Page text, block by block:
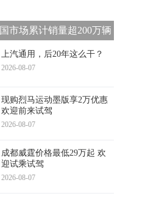
市场累计销量超200万辆
上汽通用，后20年这么干？
2026-08-07
现购烈马运动墨版享2万优惠
欢迎前来试驾
2026-08-07
成都威霆价格最低29万起 欢
迎试乘试驾
2026-08-07